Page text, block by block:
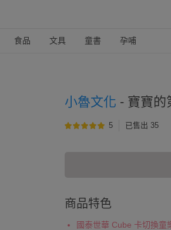
食品 文具 童書 孕哺
小魯文化 - 寶寶的
5 已售出 35
商品特色
國泰世華 Cube 卡切換童